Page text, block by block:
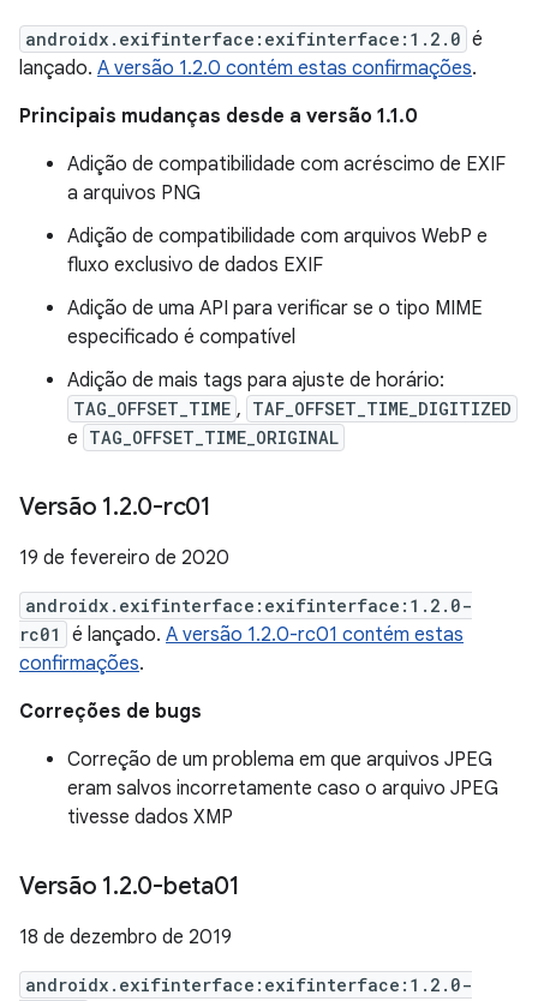
androidx.exifinterface:exifinterface:1.2.0 é
lançado. A versão 1.2.0 contém estas confirmações.
Principais mudanças desde a versão 1.1.0
Adição de compatibilidade com acréscimo de EXIF
a arquivos PNG
Adição de compatibilidade com arquivos WebP e
fluxo exclusivo de dados EXIF
Adição de uma API para verificar se o tipo MIME
especificado é compatível
Adição de mais tags para ajuste de horário:
TAG_OFFSET_TIME , TAF_OFFSET_TIME_DIGITIZED
e TAG_OFFSET_TIME_ORIGINAL
Versão 1.2.0-rc01
19 de fevereiro de 2020
androidx.exifinterface:exifinterface:1.2.0-
rc01
é lançado. A versão 1.2.0-rc01 contém estas
confirmações.
Correções de bugs
Correção de um problema em que arquivos JPEG
eram salvos incorretamente caso o arquivo JPEG
tivesse dados XMP
Versão 1.2.0-beta01
18 de dezembro de 2019
androidx.exifinterface:exifinterface:1.2.0-